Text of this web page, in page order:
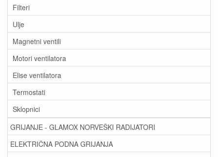
Filteri
Ulje
Magnetni ventili
Motori ventilatora
Elise ventilatora
Termostati
Sklopnici
GRIJANJE - GLAMOX NORVEŠKI RADIJATORI
ELEKTRIČNA PODNA GRIJANJA